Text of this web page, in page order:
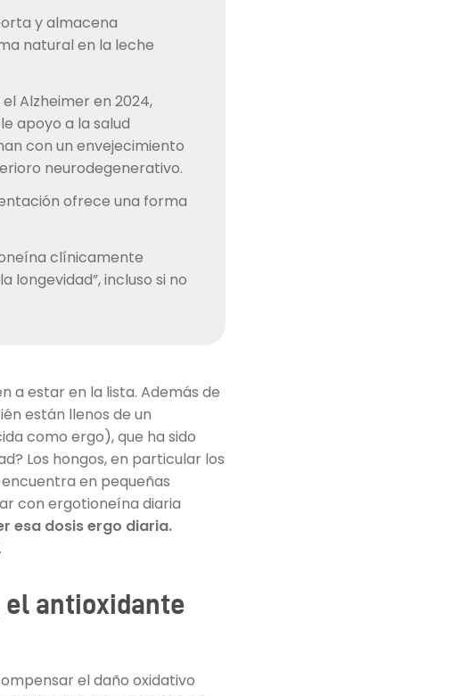
y almacena
natural en la leche
Alzheimer en 2024,
apoyo a la salud
con un envejecimiento
neurodegenerativo.
ofrece una forma
clínicamente
longevidad”, incluso si no
a estar en la lista. Además de
están llenos de un
como ergo), que ha sido
Los hongos, en particular los
en pequeñas
con ergotioneína diaria
esa dosis ergo diaria.
el antioxidante
el daño oxidativo